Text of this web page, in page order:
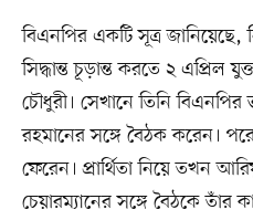
বিএনপির একটি সূত্র জানিয়েছে,
সিদ্ধান্ত চূড়ান্ত করতে ২ এপ্রিল
চৌধুরী। সেখানে তিনি বিএনপির
রহমানের সঙ্গে বৈঠক করেন।
ফেরেন। প্রার্থিতা নিয়ে তখন
চেয়ারম্যানের সঙ্গে বৈঠকে তাঁর